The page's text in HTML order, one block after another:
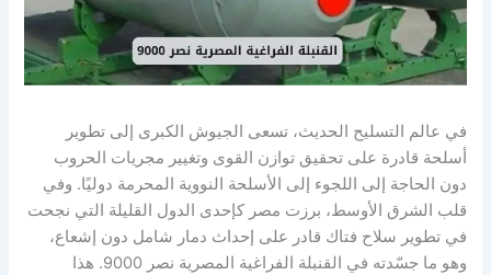
في عالم التسليح الحديث، تسعى الجيوش الكبرى إلى تطوير
أسلحة قادرة على تحقيق توازن القوى وتغيير مجريات الحروب
دون الحاجة إلى اللجوء إلى الأسلحة النووية المحرمة دوليًا. وفي
قلب الشرق الأوسط، برزت مصر كإحدى الدول القليلة التي نجحت
في تطوير سلاح فتاك قادر على إحداث دمار شامل دون إشعاع،
وهو ما جسّدته في القنبلة الفراغية المصرية نصر 9000. هذا